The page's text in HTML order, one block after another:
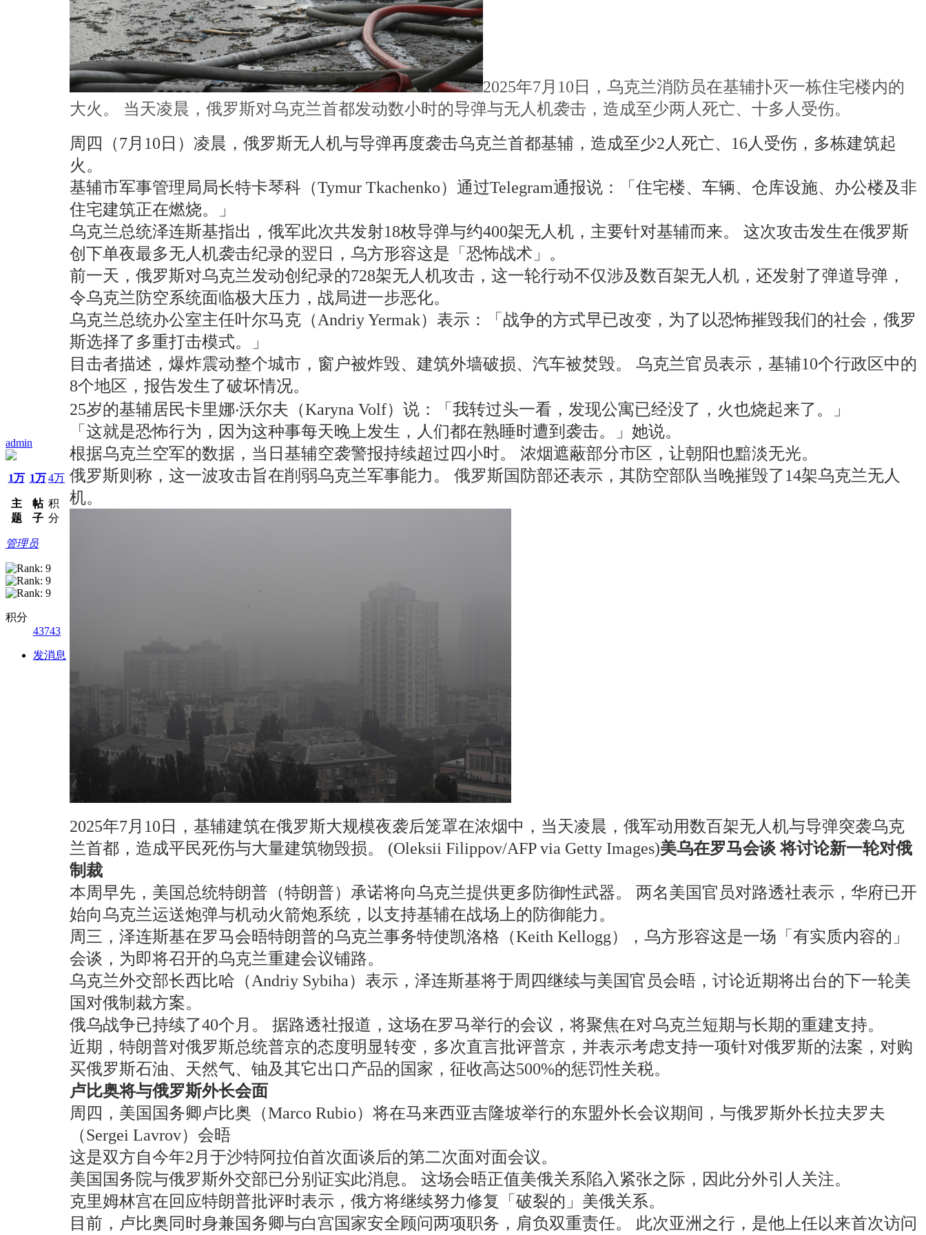
admin
1万
主
题
1万
帖
子
4万
积
分
管理员
积分
43743
发消息
2025年7月10日，乌克兰消防员在基辅扑灭一栋住宅楼内的
大火。 当天凌晨，俄罗斯对乌克兰首都发动数小时的导弹与无人机袭击，造成至少两人死亡、十多人受伤。
周四（7月10日）凌晨，俄罗斯无人机与导弹再度袭击乌克兰首都基辅，造成至少2人死亡、16人受伤，多栋建筑起
火。
基辅市军事管理局局长特卡琴科（Tymur Tkachenko）通过Telegram通报说：「住宅楼、车辆、仓库设施、办公楼及非
住宅建筑正在燃烧。」
乌克兰总统泽连斯基指出，俄军此次共发射18枚导弹与约400架无人机，主要针对基辅而来。 这次攻击发生在俄罗斯
创下单夜最多无人机袭击纪录的翌日，乌方形容这是「恐怖战术」。
前一天，俄罗斯对乌克兰发动创纪录的728架无人机攻击，这一轮行动不仅涉及数百架无人机，还发射了弹道导弹，
令乌克兰防空系统面临极大压力，战局进一步恶化。
乌克兰总统办公室主任叶尔马克（Andriy Yermak）表示：「战争的方式早已改变，为了以恐怖摧毁我们的社会，俄罗
斯选择了多重打击模式。」
目击者描述，爆炸震动整个城市，窗户被炸毁、建筑外墙破损、汽车被焚毁。 乌克兰官员表示，基辅10个行政区中的
8个地区，报告发生了破坏情况。
25岁的基辅居民卡里娜‧沃尔夫（Karyna Volf）说：「我转过头一看，发现公寓已经没了，火也烧起来了。」
「这就是恐怖行为，因为这种事每天晚上发生，人们都在熟睡时遭到袭击。」她说。
根据乌克兰空军的数据，当日基辅空袭警报持续超过四小时。 浓烟遮蔽部分市区，让朝阳也黯淡无光。
俄罗斯则称，这一波攻击旨在削弱乌克兰军事能力。 俄罗斯国防部还表示，其防空部队当晚摧毁了14架乌克兰无人
机。
2025年7月10日，基辅建筑在俄罗斯大规模夜袭后笼罩在浓烟中，当天凌晨，俄军动用数百架无人机与导弹突袭乌克
兰首都，造成平民死伤与大量建筑物毁损。 (Oleksii Filippov/AFP via Getty Images)美乌在罗马会谈 将讨论新一轮对俄
制裁
本周早先，美国总统特朗普（特朗普）承诺将向乌克兰提供更多防御性武器。 两名美国官员对路透社表示，华府已开
始向乌克兰运送炮弹与机动火箭炮系统，以支持基辅在战场上的防御能力。
周三，泽连斯基在罗马会晤特朗普的乌克兰事务特使凯洛格（Keith Kellogg），乌方形容这是一场「有实质内容的」
会谈，为即将召开的乌克兰重建会议铺路。
乌克兰外交部长西比哈（Andriy Sybiha）表示，泽连斯基将于周四继续与美国官员会晤，讨论近期将出台的下一轮美
国对俄制裁方案。
俄乌战争已持续了40个月。 据路透社报道，这场在罗马举行的会议，将聚焦在对乌克兰短期与长期的重建支持。
近期，特朗普对俄罗斯总统普京的态度明显转变，多次直言批评普京，并表示考虑支持一项针对俄罗斯的法案，对购
买俄罗斯石油、天然气、铀及其它出口产品的国家，征收高达500%的惩罚性关税。
卢比奥将与俄罗斯外长会面
周四，美国国务卿卢比奥（Marco Rubio）将在马来西亚吉隆坡举行的东盟外长会议期间，与俄罗斯外长拉夫罗夫
（Sergei Lavrov）会晤
这是双方自今年2月于沙特阿拉伯首次面谈后的第二次面对面会议。
美国国务院与俄罗斯外交部已分别证实此消息。 这场会晤正值美俄关系陷入紧张之际，因此分外引人关注。
克里姆林宫在回应特朗普批评时表示，俄方将继续努力修复「破裂的」美俄关系。
目前，卢比奥同时身兼国务卿与白宫国家安全顾问两项职务，肩负双重责任。 此次亚洲之行，是他上任以来首次访问